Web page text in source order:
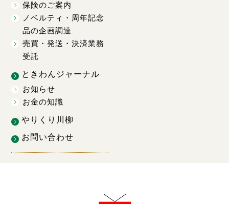
保険のご案内
ノベルティ・周年記念
品の企画調達
売買・発送・決済業務
受託
ときわんジャーナル
お知らせ
お金の知識
やりくり川柳
お問い合わせ